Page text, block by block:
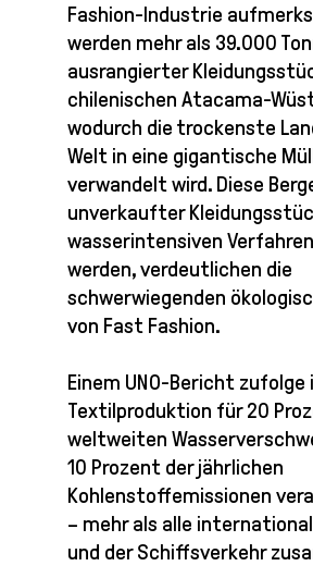
Fashion-Industrie
werden mehr als 39.000
ausrangierter
chilenischen Atacama-
wodurch die trockenste
Welt in eine gigantische
verwandelt wird. Diese
unverkaufter
wasserintensiven
werden, verdeutlichen die
schwerwiegenden
von Fast Fashion.
Einem UNO-Bericht zufolge
Textilproduktion für 20
weltweiten
10 Prozent der jährlichen
Kohlenstoffemissionen
– mehr als alle
und der Schiffsverkehr